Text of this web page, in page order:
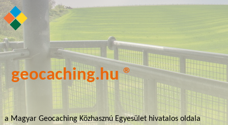
geocaching.hu ®
a Magyar Geocaching Közhasznú Egyesület hivatalos oldala